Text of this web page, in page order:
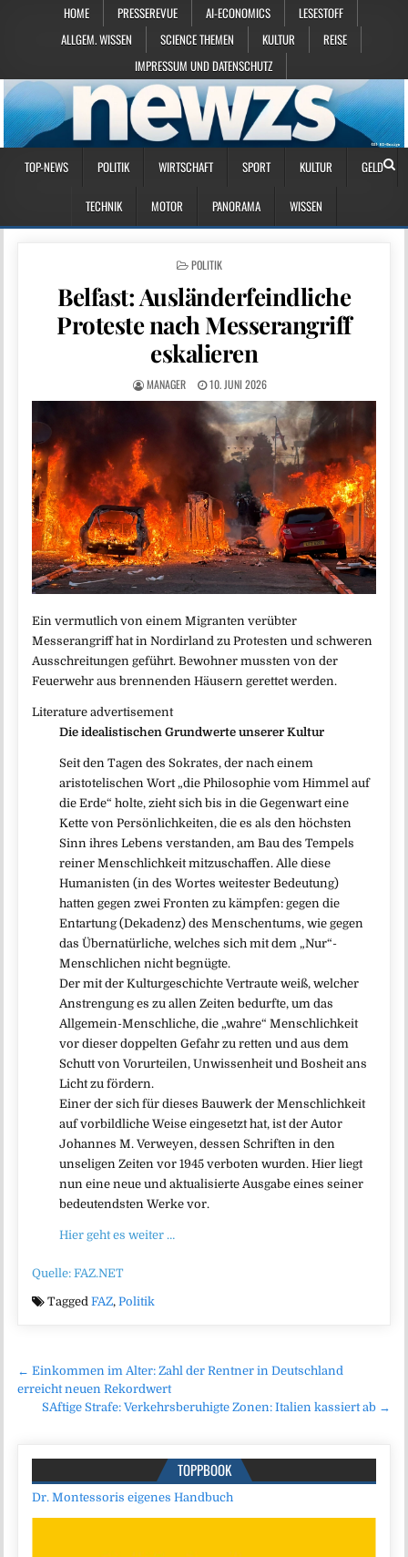
HOME PRESSEREVUE AI-ECONOMICS
LESESTOFF
ALLGEM. WISSEN
SCIENCE THEMEN KULTUR
REISE
IMPRESSUM UND DATENSCHUTZ
TOP-NEWS POLITIK WIRTSCHAFT SPORT KULTUR GELD
TECHNIK MOTOR PANORAMA WISSEN
POSTED IN
POLITIK
Belfast: Ausländerfeindliche
Proteste nach Messerangriff
eskalieren
MANAGER 10. JUNI 2026
Ein vermutlich von einem Migranten verübter
Messerangriff hat in Nordirland zu Protesten und schweren
Ausschreitungen geführt. Bewohner mussten von der
Feuerwehr aus brennenden Häusern gerettet werden.
Literature advertisement
Die idealistischen Grundwerte unserer Kultur
Seit den Tagen des Sokrates, der nach einem
aristotelischen Wort „die Philosophie vom Himmel auf
die Erde“ holte, zieht sich bis in die Gegenwart eine
Kette von Persönlichkeiten, die es als den höchsten
Sinn ihres Lebens verstanden, am Bau des Tempels
reiner Menschlichkeit mitzuschaffen. Alle diese
Humanisten (in des Wortes weitester Bedeutung)
hatten gegen zwei Fronten zu kämpfen: gegen die
Entartung (Dekadenz) des Menschentums, wie gegen
das Übernatürliche, welches sich mit dem „Nur“-
Menschlichen nicht begnügte.
Der mit der Kulturgeschichte Vertraute weiß, welcher
Anstrengung es zu allen Zeiten bedurfte, um das
Allgemein-Menschliche, die „wahre“ Menschlichkeit
vor dieser doppelten Gefahr zu retten und aus dem
Schutt von Vorurteilen, Unwissenheit und Bosheit ans
Licht zu fördern.
Einer der sich für dieses Bauwerk der Menschlichkeit
auf vorbildliche Weise eingesetzt hat, ist der Autor
Johannes M. Verweyen, dessen Schriften in den
unseligen Zeiten vor 1945 verboten wurden. Hier liegt
nun eine neue und aktualisierte Ausgabe eines seiner
bedeutendsten Werke vor.
Hier geht es weiter …
Quelle: FAZ.NET
TaggedFAZ,Politik
Beitragsnavigation
← Einkommen im Alter: Zahl der Rentner in Deutschland
erreicht neuen Rekordwert
SAftige Strafe: Verkehrsberuhigte Zonen: Italien kassiert ab →
TOPPBOOK
Dr. Montessoris eigenes Handbuch